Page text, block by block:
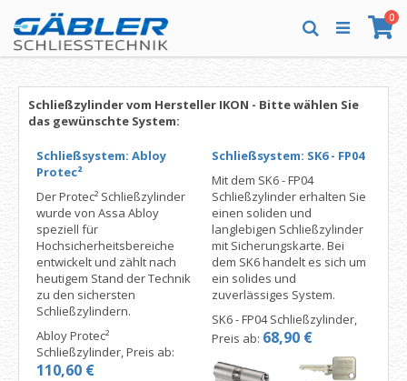
zum
Inhalt
0
Suche
Schließzylinder vom Hersteller IKON - Bitte wählen Sie
das gewünschte System:
Schließsystem: Abloy
Protec²
Der Protec² Schließzylinder
wurde von Assa Abloy
speziell für
Hochsicherheitsbereiche
entwickelt und zählt nach
heutigem Stand der Technik
zu den sichersten
Schließzylindern.
Abloy Protec²
Schließzylinder, Preis ab:
110,60 €
Schließsystem: SK6 - FP04
Mit dem SK6 - FP04
Schließzylinder erhalten Sie
einen soliden und
langlebigen Schließzylinder
mit Sicherungskarte. Bei
dem SK6 handelt es sich um
ein solides und
zuverlässiges System.
SK6 - FP04 Schließzylinder,
Preis ab: 68,90 €